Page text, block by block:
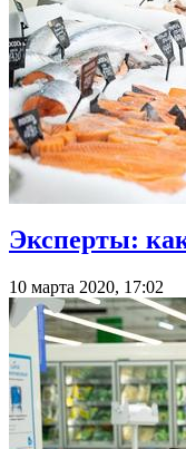
Эксперты:
10 марта 2020, 17:02